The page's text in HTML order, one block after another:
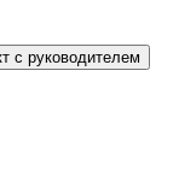
с руководителем